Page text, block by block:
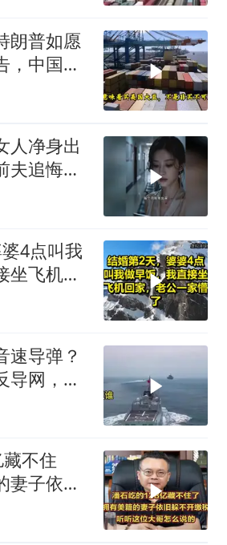
朗普如愿
，中国增
人净身出
夫追悔莫
4点叫我
坐飞机回
速导弹？
导网，炸
不住
妻子依旧